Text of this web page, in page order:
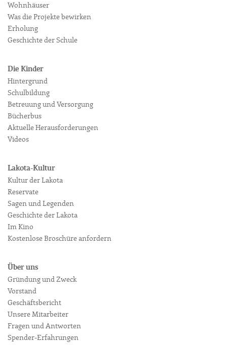
Wohnhäuser
Was die Projekte bewirken
Erholung
Geschichte der Schule
Die Kinder
Hintergrund
Schulbildung
Betreuung und Versorgung
Bücherbus
Aktuelle Herausforderungen
Videos
Lakota-Kultur
Kultur der Lakota
Reservate
Sagen und Legenden
Geschichte der Lakota
Im Kino
Kostenlose Broschüre anfordern
Über uns
Gründung und Zweck
Vorstand
Geschäftsbericht
Unsere Mitarbeiter
Fragen und Antworten
Spender-Erfahrungen